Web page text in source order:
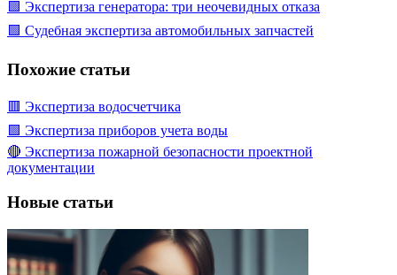
🟩 Экспертиза генератора: три неочевидных отказа
🟩 Судебная экспертиза автомобильных запчастей
Похожие статьи
🟥 Экспертиза водосчетчика
🟩 Экспертиза приборов учета воды
🔴 Экспертиза пожарной безопасности проектной
документации
Новые статьи